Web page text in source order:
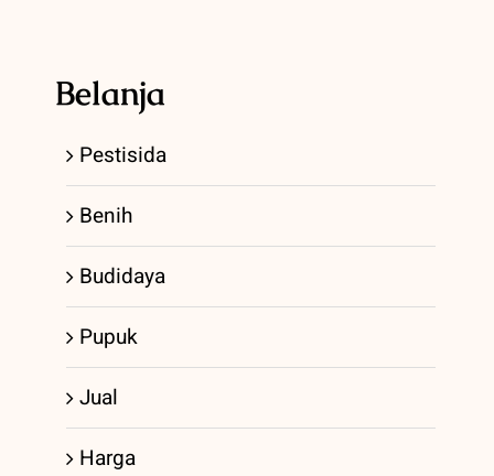
Belanja
Pestisida
Benih
Budidaya
Pupuk
Jual
Harga